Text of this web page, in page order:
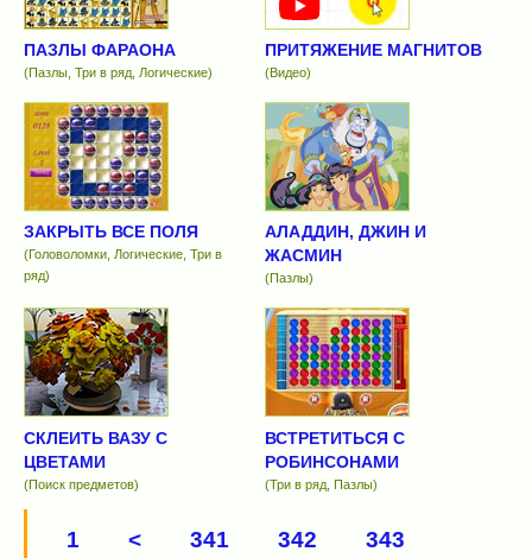
ПАЗЛЫ ФАРАОНА
(Пазлы, Три в ряд, Логические)
ПРИТЯЖЕНИЕ МАГНИТОВ
(Видео)
ЗАКРЫТЬ ВСЕ ПОЛЯ
(Головоломки, Логические, Три в
ряд)
АЛАДДИН, ДЖИН И
ЖАСМИН
(Пазлы)
СКЛЕИТЬ ВАЗУ С
ЦВЕТАМИ
(Поиск предметов)
ВСТРЕТИТЬСЯ С
РОБИНСОНАМИ
(Три в ряд, Пазлы)
1 < 341 342 343